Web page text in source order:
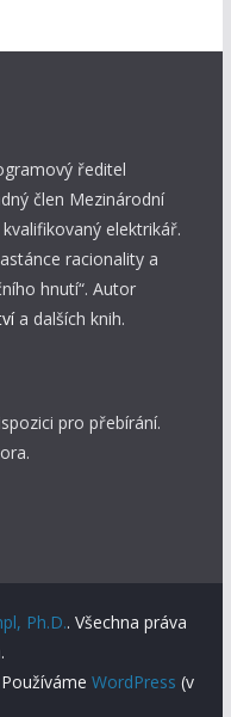
ředitel
člen Mezinárodní
elektrikář.
racionality a
hnutí“. Autor
a dalších knih.
pro přebírání.
Ph.D.. Všechna práva
WordPress (v